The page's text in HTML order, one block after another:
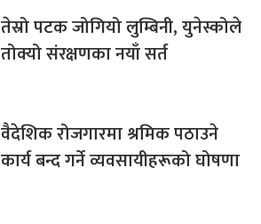
तेस्रो पटक जोगियो लुम्बिनी, युनेस्कोले
तोक्यो संरक्षणका नयाँ सर्त
वैदेशिक रोजगारमा श्रमिक पठाउने
कार्य बन्द गर्ने व्यवसायीहरूको घोषणा